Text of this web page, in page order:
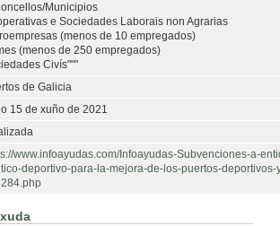
Municipios
e Sociedades Laborais non Agrarias
(menos de 10 empregados)
(menos de 250 empregados)
Civís"""
de Galicia
15 de xuño de 2021
www.infoayudas.com/Infoayudas-Subvenciones-a-
deportivo-para-la-mejora-de-los-puertos-